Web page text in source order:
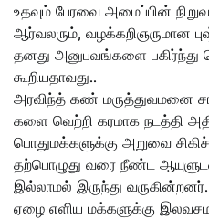
உதவும் பேரவை அமைப்பின்
ஆர்வலரும், வழக்கறிஞருமான
தனது அனுபவங்களை
கூறியதாவது..
அரவிந்த் கண் மருத்துவமனை
களை வெற்றி கரமாக நடத்தி
பொதுமக்களுக்கு அறுவை
தற்பொழுது வரை நீண்ட
இல்லாமல் இருந்து
ஏழை எளிய மக்களுக்கு